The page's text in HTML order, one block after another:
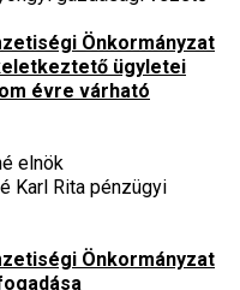
Önkormányzat
ügyletei
évre várható
elnök
Karl Rita pénzügyi
Önkormányzat